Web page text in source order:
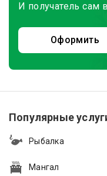
И получатель сам
Оформить
Популярные
Рыбалка
Мангал